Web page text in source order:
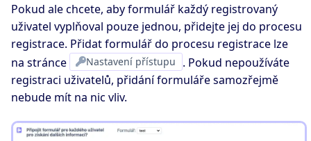
Pokud ale chcete, aby formulář každý registrovaný
uživatel vyplňoval pouze jednou, přidejte jej do procesu
registrace. Přidat formulář do procesu registrace lze
na stránce
Nastavení přístupu
. Pokud nepoužíváte
registraci uživatelů, přidání formuláře samozřejmě
nebude mít na nic vliv.